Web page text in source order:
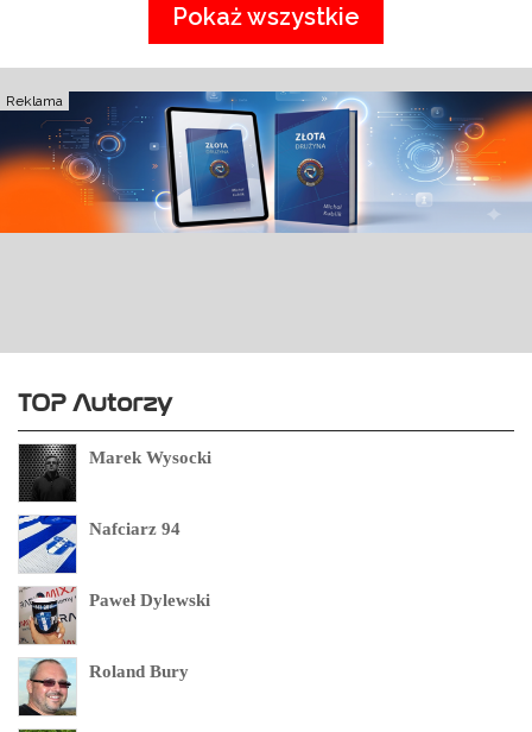
Pokaż wszystkie
Reklama
TOP Autorzy
Marek Wysocki
Nafciarz 94
Paweł Dylewski
Roland Bury